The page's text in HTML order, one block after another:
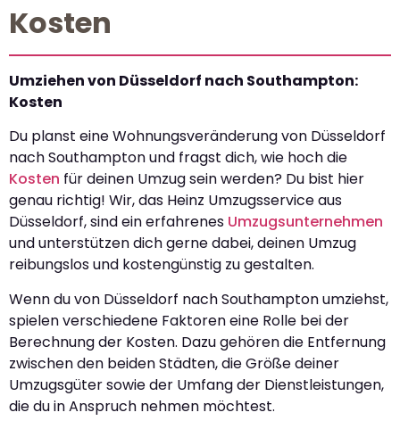
Kosten
Umziehen von Düsseldorf nach Southampton:
Kosten
Du planst eine Wohnungsveränderung von Düsseldorf
nach Southampton und fragst dich, wie hoch die
Kosten für deinen Umzug sein werden? Du bist hier
genau richtig! Wir, das Heinz Umzugsservice aus
Düsseldorf, sind ein erfahrenes Umzugsunternehmen
und unterstützen dich gerne dabei, deinen Umzug
reibungslos und kostengünstig zu gestalten.
Wenn du von Düsseldorf nach Southampton umziehst,
spielen verschiedene Faktoren eine Rolle bei der
Berechnung der Kosten. Dazu gehören die Entfernung
zwischen den beiden Städten, die Größe deiner
Umzugsgüter sowie der Umfang der Dienstleistungen,
die du in Anspruch nehmen möchtest.